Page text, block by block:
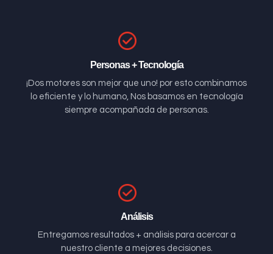
Personas + Tecnología
¡Dos motores son mejor que uno! por esto combinamos
lo eficiente y lo humano, Nos basamos en tecnología
siempre acompañada de personas.
Análisis
Entregamos resultados + análisis para acercar a
nuestro cliente a mejores decisiones.